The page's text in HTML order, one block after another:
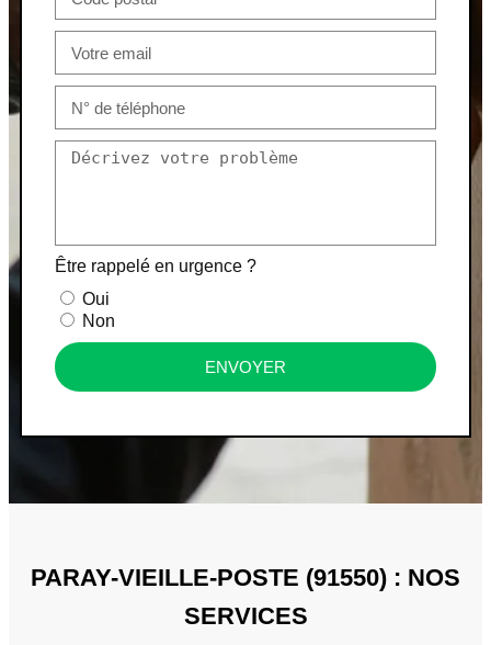
Être rappelé en urgence ?
Oui
Non
ENVOYER
PARAY-VIEILLE-POSTE (91550) : NOS
SERVICES